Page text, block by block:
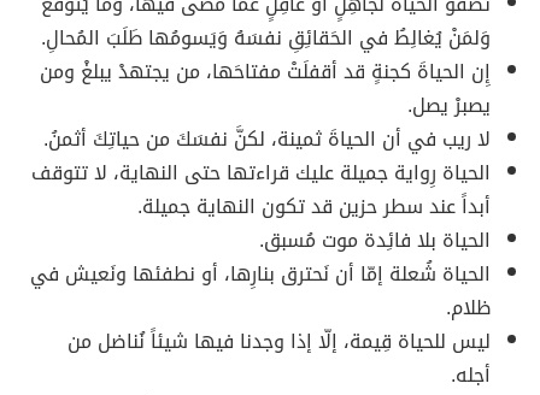
وَلمَنْ يُغالِطُ في الحَقائِقِ نفسَهُ وَيَسومُها طَلَبَ المُحالِ.
إِن الحياةَ كجنةٍ قد أقفلَتْ مفتاحَها، من يجتهدْ يبلغْ ومن
يصبرْ يصل.
لا ريب في أن الحياةَ ثمينة، لكنَّ نفسَكَ من حياتِكَ أثمنُ.
الحياة رِواية جميلة عليك قراءتها حتى النهاية، لا تتوقف
أبداً عند سطر حزين قد تكون النهاية جميلة.
الحياة بلا فائِدة موت مُسبق.
الحياة شُعلة إمّا أن نَحترق بنارِها، أو نطفئها ونَعيش في
ظلام.
ليس للحياة قِيمة، إلّا إذا وجدنا فيها شيئاً نُناضل من
أجله.